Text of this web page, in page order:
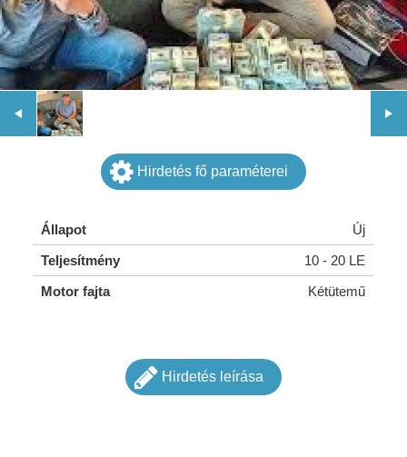
Hirdetés fő paraméterei
Állapot
Új
Teljesítmény
10 - 20 LE
Motor fajta
Kétütemű
Hirdetés leírása